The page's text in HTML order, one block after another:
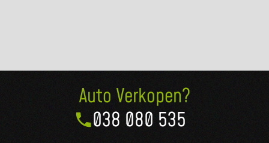
Auto Verkopen?
038 080 535